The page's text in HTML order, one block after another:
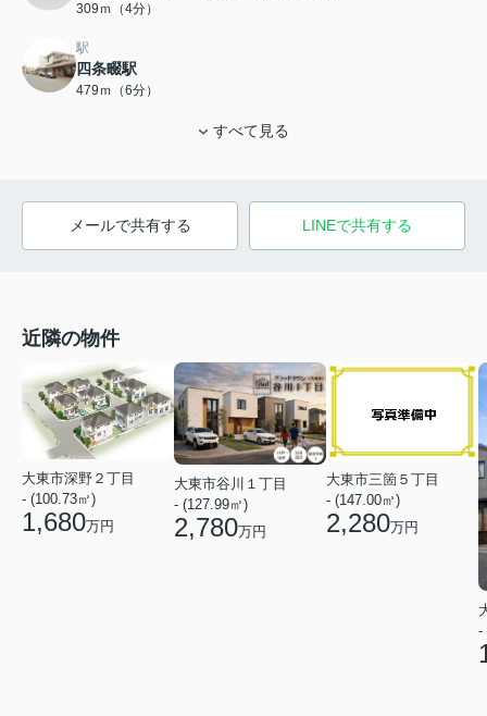
309ｍ（4分）
駅
四条畷駅
479ｍ（6分）
すべて見る
メールで共有する LINEで共有する
近隣の物件
大東市深野２丁目
- (100.73㎡)
1,680万円
大東市谷川１丁目
- (127.99㎡)
2,780万円
大東市三箇５丁目
- (147.00㎡)
2,280万円
-